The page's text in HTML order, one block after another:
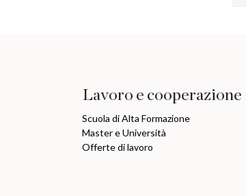
Lavoro e cooperazione
Scuola di Alta Formazione
Master e Università
Offerte di lavoro